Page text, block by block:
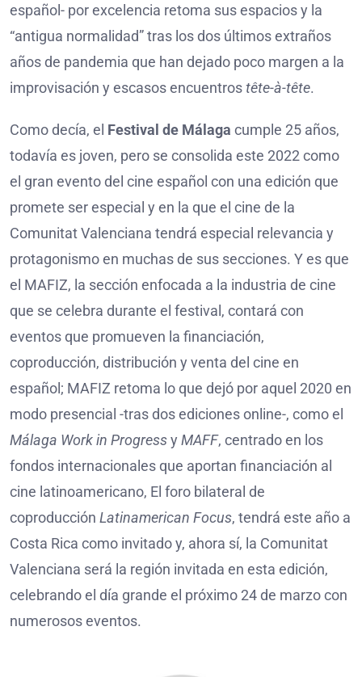
español- por excelencia retoma sus espacios y la
“antigua normalidad” tras los dos últimos extraños
años de pandemia que han dejado poco margen a la
improvisación y escasos encuentrostête-à-tête.
Como decía, el Festival de Málaga cumple 25 años,
todavía es joven, pero se consolida este 2022 como
el gran evento del cine español con una edición que
promete ser especial y en la que el cine de la
Comunitat Valenciana tendrá especial relevancia y
protagonismo en muchas de sus secciones. Y es que
el MAFIZ, la sección enfocada a la industria de cine
que se celebra durante el festival, contará con
eventos que promueven la financiación,
coproducción, distribución y venta del cine en
español; MAFIZ retoma lo que dejó por aquel 2020 en
modo presencial -tras dos ediciones online-, como el
Málaga Work in Progressy MAFF, centrado en los
fondos internacionales que aportan financiación al
cine latinoamericano, El foro bilateral de
coproducción Latinamerican Focus, tendrá este año a
Costa Rica como invitado y, ahora sí, la Comunitat
Valenciana será la región invitada en esta edición,
celebrando el día grande el próximo 24 de marzo con
numerosos eventos.